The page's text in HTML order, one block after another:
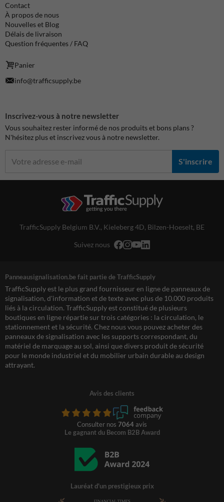
Contact
À propos de nous
Nouvelles et Blog
Délais de livraison
Question fréquentes / FAQ
Panier
info@trafficsupply.be
Inscrivez-vous à notre newsletter
Vous souhaitez rester informé de nos produits et bons plans ?
N'hésitez plus et inscrivez vous à notre newsletter.
S'inscrire
TrafficSupply Belgium B.V., Kieleberg 4D, Bilzen-Hoeselt, BE
Suivez nous
Panneausignalisation.be fait partie de TrafficSupply
TrafficSupply est le plus grand fournisseur en ligne de panneaux de
signalisation, d'information et de texte avec plus de 10.000 produits
liés à la circulation. TrafficSupply est constitué de plusieurs
boutiques en ligne répartie sur trois catégories : la circulation, le
stationnement et la sécurité. Chez nous vous pouvez acheter des
panneaux de signalisation avec les supports correspondant, du
matériel de marquage au sol, ainsi que divers produit de sécurité
pour le monde industriel et du mobilier urbain durable au design
attrayant.
Avis des clients
Consulter nos 7064avis
Le gagnant du Becom B2B Award
Lauréat d'un prestigieux prix